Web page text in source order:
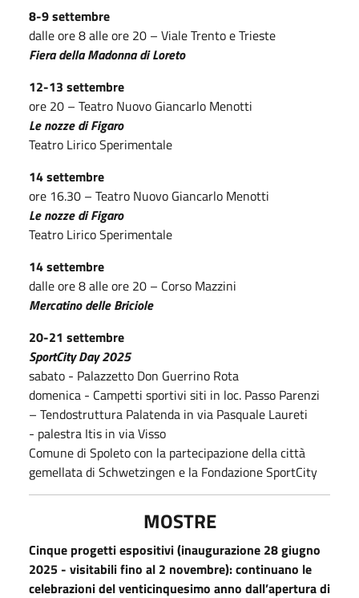
8-9 settembre
dalle ore 8 alle ore 20 – Viale Trento e Trieste
Fiera della Madonna di Loreto
12-13 settembre
ore 20 – Teatro Nuovo Giancarlo Menotti
Le nozze di Figaro
Teatro Lirico Sperimentale
14 settembre
ore 16.30 – Teatro Nuovo Giancarlo Menotti
Le nozze di Figaro
Teatro Lirico Sperimentale
14 settembre
dalle ore 8 alle ore 20 – Corso Mazzini
Mercatino delle Briciole
20-21 settembre
SportCity Day 2025
sabato - Palazzetto Don Guerrino Rota
domenica - Campetti sportivi siti in loc. Passo Parenzi
– Tendostruttura Palatenda in via Pasquale Laureti
- palestra Itis in via Visso
Comune di Spoleto con la partecipazione della città
gemellata di Schwetzingen​ e la Fondazione SportCity
MOSTRE
Cinque progetti espositivi (inaugurazione 28 giugno
2025 - visitabili fino al 2 novembre): continuano le
celebrazioni del venticinquesimo anno dall’apertura di